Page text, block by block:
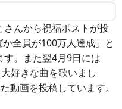
んから祝福ポストが投
全員が100万人達成」と
。また翌4月9日には
好きな曲を歌いまし
動画を投稿しています。